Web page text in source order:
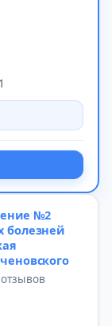
№2
болезней